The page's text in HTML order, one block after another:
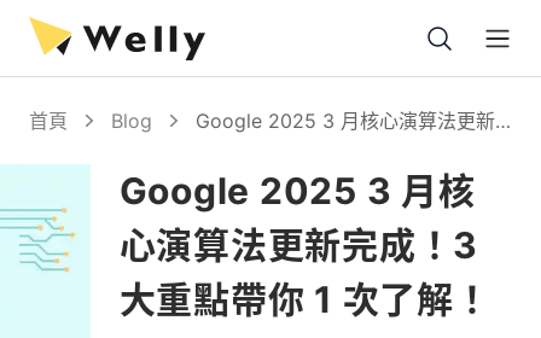
首頁 Blog
Google 2025 3 月核心演算法更新
Google 2025 3 月核
心演算法更新完成！3
大重點帶你 1 次了解！